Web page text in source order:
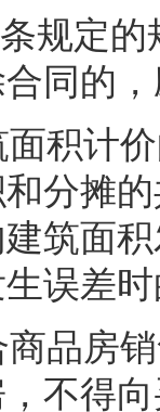
规定
同的
积计
分摊
筑面
误差
品房
不得